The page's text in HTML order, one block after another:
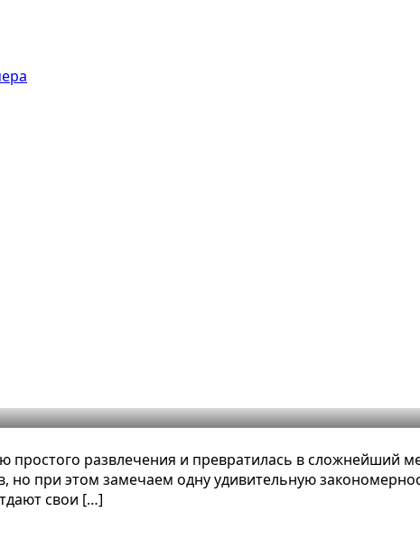
десятилетиями работают
простого развлечения и превратилась в сложнейший
при этом замечаем одну удивительную
свои […]